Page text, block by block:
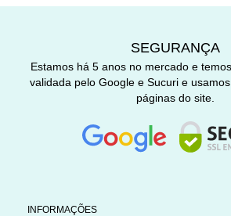
INFORMAÇÕES
SEGURANÇA
Estamos há 5 anos no mercado e
validada pelo Google e Sucuri e
páginas do site.